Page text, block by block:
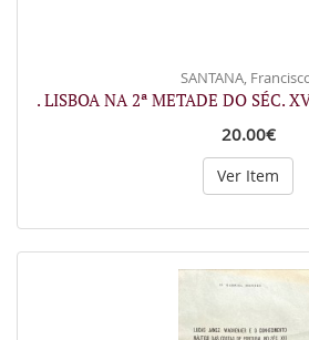
SANTANA,
. LISBOA NA 2ª METADE DO SÉC.
20.00€
Ver Item